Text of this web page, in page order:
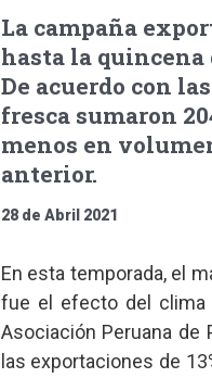
La campaña
hasta la quincena
De acuerdo con
fresca sumaron
menos en
anterior.
28 de Abril 2021
En esta temporada, el
fue el efecto del clima
Asociación Peruana de
las exportaciones de